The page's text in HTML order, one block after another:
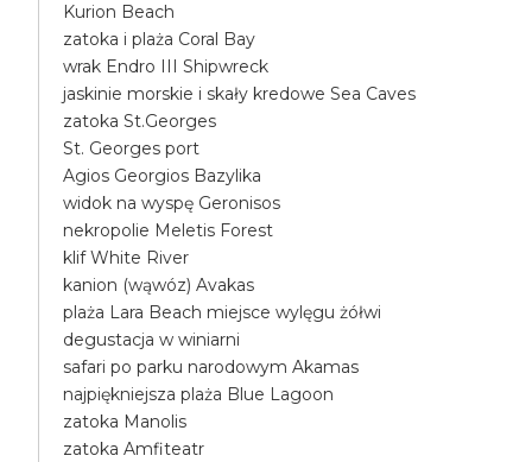
Kurion Beach
zatoka i plaża Coral Bay
wrak Endro III Shipwreck
jaskinie morskie i skały kredowe Sea Caves
zatoka St.Georges
St. Georges port
Agios Georgios Bazylika
widok na wyspę Geronisos
nekropolie Meletis Forest
klif White River
kanion (wąwóz) Avakas
plaża Lara Beach miejsce wylęgu żółwi
degustacja w winiarni
safari po parku narodowym Akamas
najpiękniejsza plaża Blue Lagoon
zatoka Manolis
zatoka Amfiteatr